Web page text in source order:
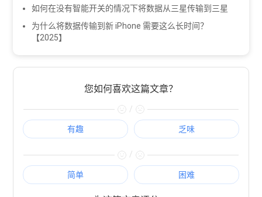
如何在没有智能开关的情况下将数据从三星传输到三星
为什么将数据传输到新 iPhone 需要这么长时间？
【2025】
您如何喜欢这篇文章？
/
有趣 乏味
/
简单 困难